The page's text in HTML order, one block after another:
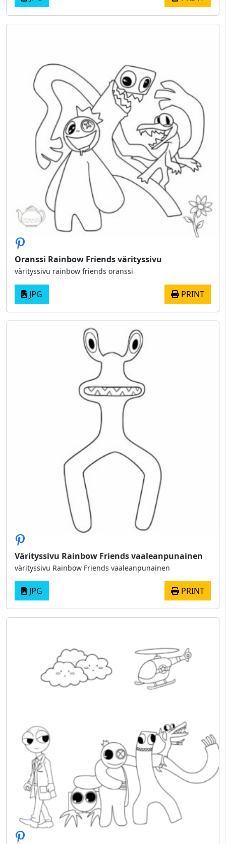
Oranssi Rainbow Friends värityssivu
värityssivu rainbow friends oranssi
JPG PRINT
Värityssivu Rainbow Friends vaaleanpunainen
värityssivu Rainbow Friends vaaleanpunainen
JPG PRINT